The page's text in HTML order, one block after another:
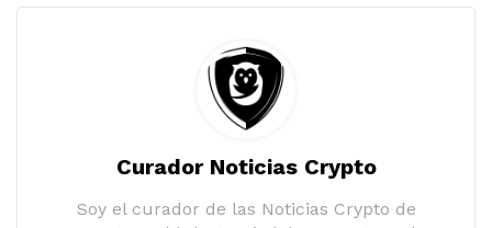
Curador Noticias Crypto
Soy el curador de las Noticias Crypto de